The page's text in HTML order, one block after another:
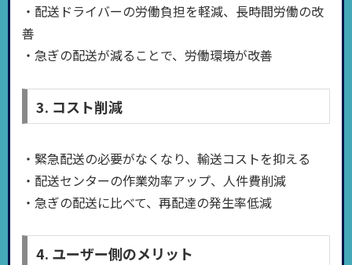
・配送ドライバーの労働負担を軽減、長時間労働の改
善
・急ぎの配送が減ることで、労働環境が改善
3. コスト削減
・緊急配送の必要がなくなり、輸送コストを抑える
・配送センターの作業効率アップ、人件費削減
・急ぎの配送に比べて、再配達の発生率低減
4. ユーザー側のメリット